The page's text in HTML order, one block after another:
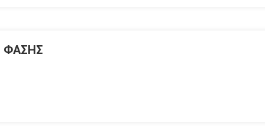
ΦΑΣΗΣ